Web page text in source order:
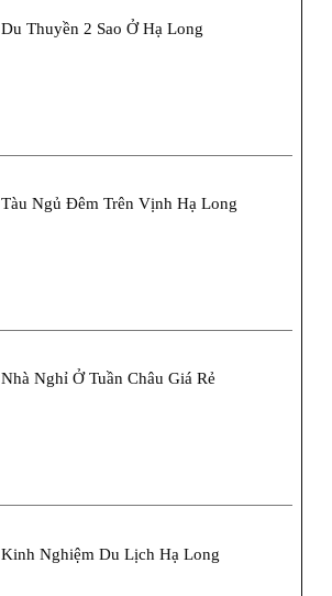
Du Thuyền 2 Sao Ở Hạ Long
Tàu Ngủ Đêm Trên Vịnh Hạ Long
Nhà Nghỉ Ở Tuần Châu Giá Rẻ
Kinh Nghiệm Du Lịch Hạ Long